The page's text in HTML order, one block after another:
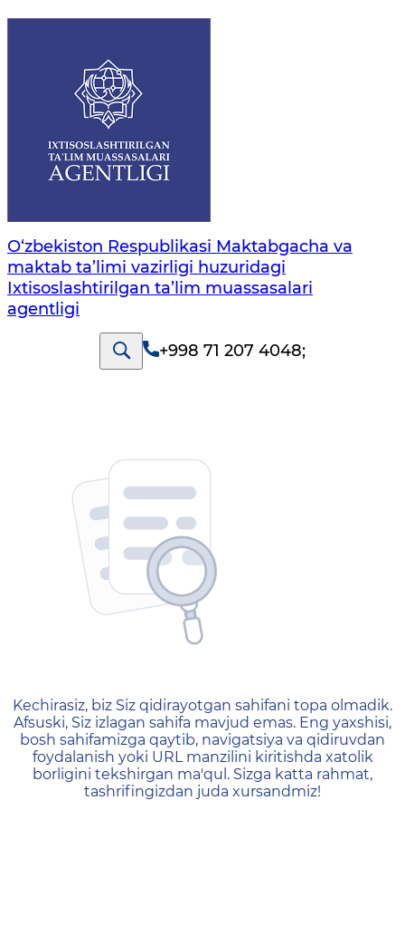
O‘zbekiston Respublikasi Maktabgacha va
maktab ta’limi vazirligi huzuridagi
Ixtisoslashtirilgan ta’lim muassasalari
agentligi
+998 71 207 4048;
404 — Страница не
Kechirasiz, biz Siz qidirayotgan sahifani topa olmadik.
Afsuski, Siz izlagan sahifa mavjud emas. Eng yaxshisi,
bosh sahifamizga qaytib, navigatsiya va qidiruvdan
foydalanish yoki URL manzilini kiritishda xatolik
borligini tekshirgan ma'qul. Sizga katta rahmat,
tashrifingizdan juda xursandmiz!